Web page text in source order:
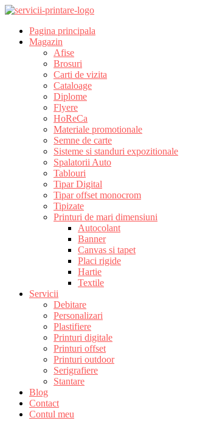
Pagina principala
Magazin
Afise
Brosuri
Carti de vizita
Cataloage
Diplome
Flyere
HoReCa
Materiale promotionale
Semne de carte
Sisteme si standuri expozitionale
Spalatorii Auto
Tablouri
Tipar Digital
Tipar offset monocrom
Tipizate
Printuri de mari dimensiuni
Autocolant
Banner
Canvas si tapet
Placi rigide
Hartie
Textile
Servicii
Debitare
Personalizari
Plastifiere
Printuri digitale
Printuri offset
Printuri outdoor
Serigrafiere
Stantare
Blog
Contact
Contul meu